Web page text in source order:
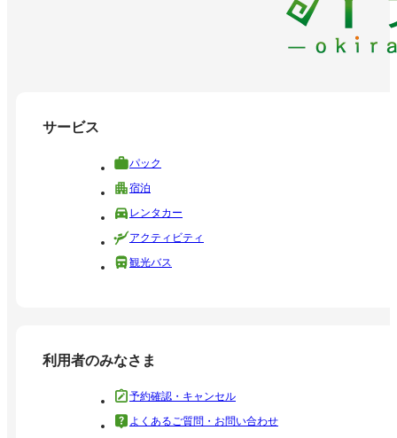
サービス
パック
宿泊
レンタカー
アクティビティ
観光バス
利用者のみなさま
予約確認・キャンセル
よくあるご質問・お問い合わせ